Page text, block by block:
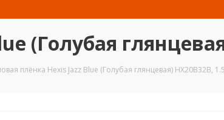
(Голубая
плёнка Hexis Jazz Blue (Голубая глянцевая) HX20B32B,